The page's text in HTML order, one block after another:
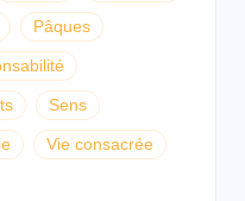
Pâques
Sens
Vie consacrée